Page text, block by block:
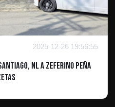
2025-12-26 19:56:55
NL a Zeferino Peña